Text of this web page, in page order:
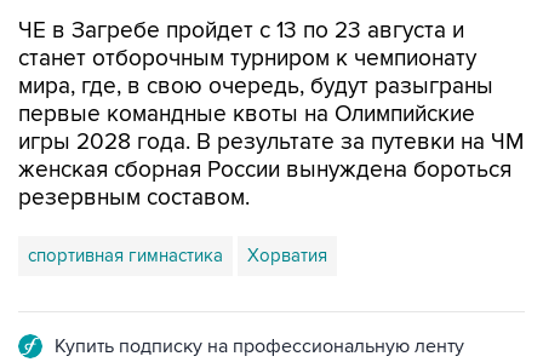
ЧЕ в Загребе пройдет с 13 по 23 августа и
станет отборочным турниром к чемпионату
мира, где, в свою очередь, будут разыграны
первые командные квоты на Олимпийские
игры 2028 года. В результате за путевки на ЧМ
женская сборная России вынуждена бороться
резервным составом.
спортивная гимнастика Хорватия
Купить подписку на профессиональную ленту